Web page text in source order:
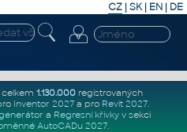
CZ | SK| EN | DE
celkem 1.130.000registrovaných
Inventor 2027a pro Revit 2027.
a Regresní křivkyv sekci
AutoCADu 2027.